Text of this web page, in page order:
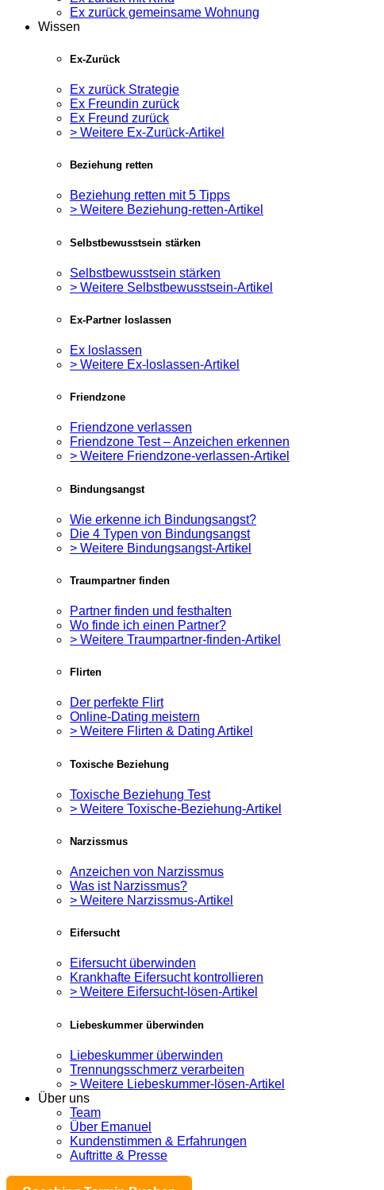
Ex zurück gemeinsame Wohnung
Wissen
Ex-Zurück
Ex zurück Strategie
Ex Freundin zurück
Ex Freund zurück
> Weitere Ex-Zurück-Artikel
Beziehung retten
Beziehung retten mit 5 Tipps
> Weitere Beziehung-retten-Artikel
Selbstbewusstsein stärken
Selbstbewusstsein stärken
> Weitere Selbstbewusstsein-Artikel
Ex-Partner loslassen
Ex loslassen
> Weitere Ex-loslassen-Artikel
Friendzone
Friendzone verlassen
Friendzone Test – Anzeichen erkennen
> Weitere Friendzone-verlassen-Artikel
Bindungsangst
Wie erkenne ich Bindungsangst?
Die 4 Typen von Bindungsangst
> Weitere Bindungsangst-Artikel
Traumpartner finden
Partner finden und festhalten
Wo finde ich einen Partner?
> Weitere Traumpartner-finden-Artikel
Flirten
Der perfekte Flirt
Online-Dating meistern
> Weitere Flirten & Dating Artikel
Toxische Beziehung
Toxische Beziehung Test
> Weitere Toxische-Beziehung-Artikel
Narzissmus
Anzeichen von Narzissmus
Was ist Narzissmus?
> Weitere Narzissmus-Artikel
Eifersucht
Eifersucht überwinden
Krankhafte Eifersucht kontrollieren
> Weitere Eifersucht-lösen-Artikel
Liebeskummer überwinden
Liebeskummer überwinden
Trennungsschmerz verarbeiten
> Weitere Liebeskummer-lösen-Artikel
Über uns
Team
Über Emanuel
Kundenstimmen & Erfahrungen
Auftritte & Presse